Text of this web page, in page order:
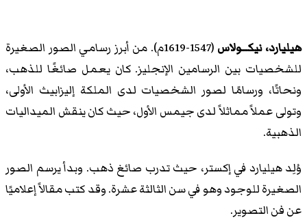
هيليارد، نيكــولاس
(1547-1619م). من أبرز رسامي الصور الصغيرة
للشخصيات بين الرسامين الإنجليز. كان يعمل صائغًا للذهب،
ونحاتًا، ورسامًا لصور الشخصيات لدى الملكة إليزابيث الأولى،
وتولى عملاً مماثلاً لدى جيمس الأول، حيث كان ينقش الميداليات
الذهبية.
وُلِد هيليارد في إكستر، حيث تدرب صائغ ذهب. وبدأ يرسم الصور
الصغيرة للوجود وهو في سن الثالثة عشرة. وقد كتب مقالاً إعلاميًا
عن فن التصوير.